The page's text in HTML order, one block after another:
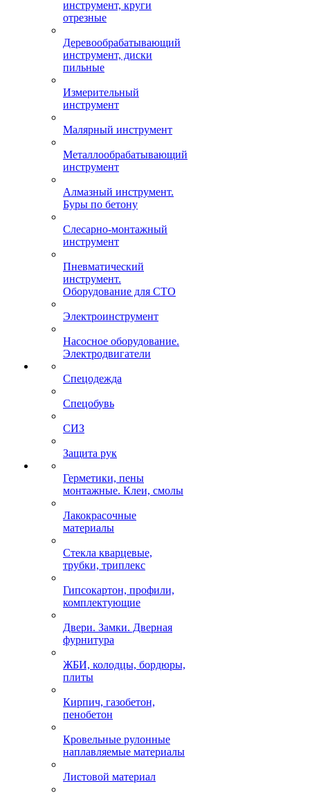
инструмент, круги
отрезные
Деревообрабатывающий
инструмент, диски
пильные
Измерительный
инструмент
Малярный инструмент
Металлообрабатывающий
инструмент
Алмазный инструмент.
Буры по бетону
Слесарно-монтажный
инструмент
Пневматический
инструмент.
Оборудование для СТО
Электроинструмент
Насосное оборудование.
Электродвигатели
Спецодежда
Спецобувь
СИЗ
Защита рук
Герметики, пены
монтажные. Клеи, смолы
Лакокрасочные
материалы
Стекла кварцевые,
трубки, триплекс
Гипсокартон, профили,
комплектующие
Двери. Замки. Дверная
фурнитура
ЖБИ, колодцы, бордюры,
плиты
Кирпич, газобетон,
пенобетон
Кровельные рулонные
наплавляемые материалы
Листовой материал